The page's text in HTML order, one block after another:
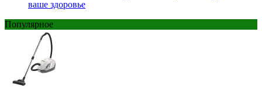
ваше здоровье
Популярное